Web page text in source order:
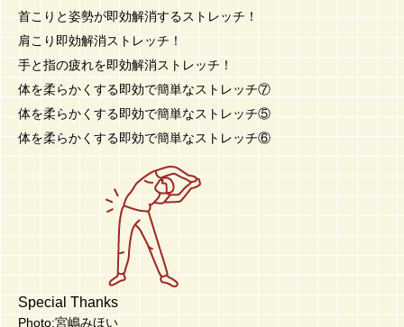
首こりと姿勢が即効解消するストレッチ！
肩こり即効解消ストレッチ！
手と指の疲れを即効解消ストレッチ！
体を柔らかくする即効で簡単なストレッチ⑦
体を柔らかくする即効で簡単なストレッチ⑤
体を柔らかくする即効で簡単なストレッチ⑥
Special Thanks
Photo:宮嶋みほい